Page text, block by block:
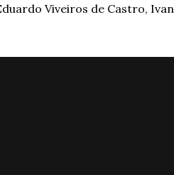
Viveiros de Castro, Ivan